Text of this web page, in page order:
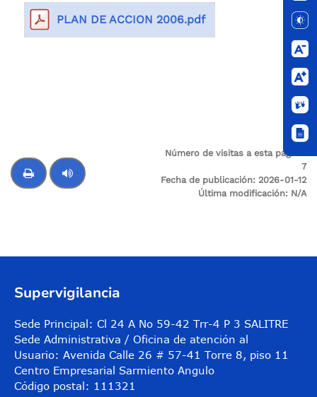
PLAN DE ACCION 2006.pdf
Número de visitas a esta página:
7
Fecha de publicación: 2026-01-12
Última modificación: N/A
Supervigilancia
Sede Principal: Cl 24 A No 59-42 Trr-4 P 3 SALITRE
Sede Administrativa / Oficina de atención al
Usuario: Avenida Calle 26 # 57-41 Torre 8, piso 11
Centro Empresarial Sarmiento Angulo
Código postal: 111321